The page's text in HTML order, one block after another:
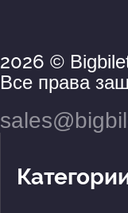
2026 ©
Все права